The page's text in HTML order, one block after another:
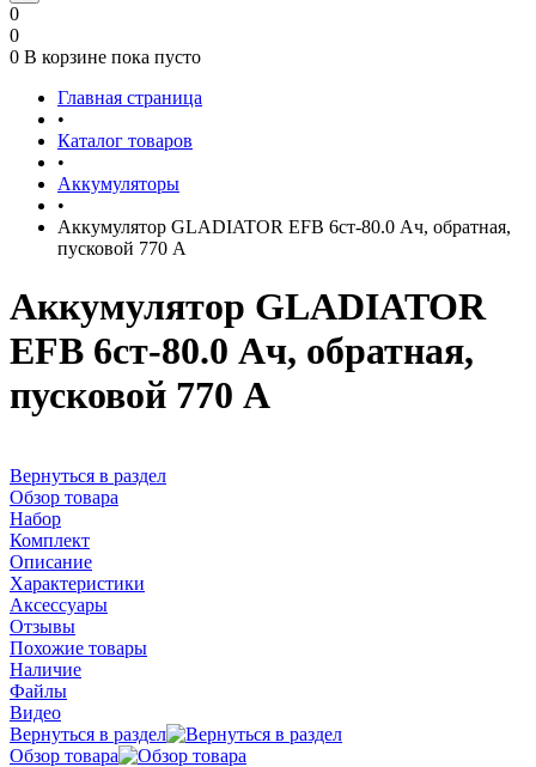
0
0
0 В корзине пока пусто
Главная страница
•
Каталог товаров
•
Аккумуляторы
•
Аккумулятор GLADIATOR EFB 6ст-80.0 Ач, обратная,
пусковой 770 А
Аккумулятор GLADIATOR
EFB 6ст-80.0 Ач, обратная,
пусковой 770 А
Вернуться в раздел
Обзор товара
Набор
Комплект
Описание
Характеристики
Аксессуары
Отзывы
Похожие товары
Наличие
Файлы
Видео
Вернуться в раздел
Обзор товара